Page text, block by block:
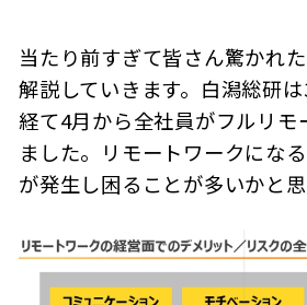
当たり前すぎて皆さん驚かれ
解説していきます。白潟総研
経て4月から全社員がフルリモ
ました。リモートワークにな
が発生し困ることが多いかと思